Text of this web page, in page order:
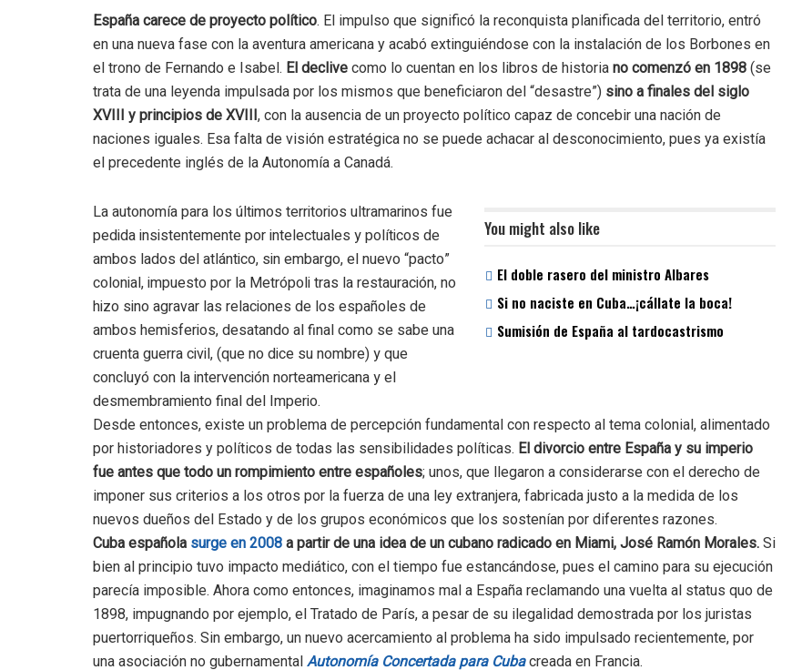
España carece de proyecto político. El impulso que significó la reconquista planificada del territorio, entró
en una nueva fase con la aventura americana y acabó extinguiéndose con la instalación de los Borbones en
el trono de Fernando e Isabel. El declive como lo cuentan en los libros de historia no comenzó en 1898 (se
trata de una leyenda impulsada por los mismos que beneficiaron del “desastre”) sino a finales del siglo
XVIII y principios de XVIII, con la ausencia de un proyecto político capaz de concebir una nación de
naciones iguales. Esa falta de visión estratégica no se puede achacar al desconocimiento, pues ya existía
el precedente inglés de la Autonomía a Canadá.
You might also like
El doble rasero del ministro Albares
Si no naciste en Cuba…¡cállate la boca!
Sumisión de España al tardocastrismo
La autonomía para los últimos territorios ultramarinos fue
pedida insistentemente por intelectuales y políticos de
ambos lados del atlántico, sin embargo, el nuevo “pacto”
colonial, impuesto por la Metrópoli tras la restauración, no
hizo sino agravar las relaciones de los españoles de
ambos hemisferios, desatando al final como se sabe una
cruenta guerra civil, (que no dice su nombre) y que
concluyó con la intervención norteamericana y el
desmembramiento final del Imperio.
Desde entonces, existe un problema de percepción fundamental con respecto al tema colonial, alimentado
por historiadores y políticos de todas las sensibilidades políticas. El divorcio entre España y su imperio
fue antes que todo un rompimiento entre españoles; unos, que llegaron a considerarse con el derecho de
imponer sus criterios a los otros por la fuerza de una ley extranjera, fabricada justo a la medida de los
nuevos dueños del Estado y de los grupos económicos que los sostenían por diferentes razones.
Cuba española surge en 2008 a partir de una idea de un cubano radicado en Miami, José Ramón Morales. Si
bien al principio tuvo impacto mediático, con el tiempo fue estancándose, pues el camino para su ejecución
parecía imposible. Ahora como entonces, imaginamos mal a España reclamando una vuelta al status quo de
1898, impugnando por ejemplo, el Tratado de París, a pesar de su ilegalidad demostrada por los juristas
puertorriqueños. Sin embargo, un nuevo acercamiento al problema ha sido impulsado recientemente, por
una asociación no gubernamental Autonomía Concertada para Cuba creada en Francia.